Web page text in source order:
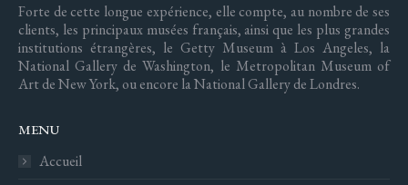
Forte de cette longue expérience, elle compte, au nombre de ses
clients, les principaux musées français, ainsi que les plus grandes
institutions étrangères, le Getty Museum à Los Angeles, la
National Gallery de Washington, le Metropolitan Museum of
Art de New York, ou encore la National Gallery de Londres.
MENU
Accueil